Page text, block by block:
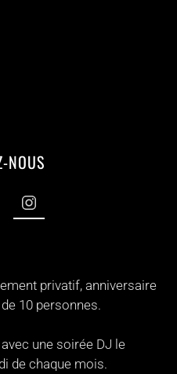
NOUS
privatif, anniversaire
10 personnes.
une soirée DJ le
de chaque mois.